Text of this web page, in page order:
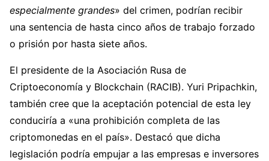
especialmente grandes» del crimen, podrían recibir
una sentencia de hasta cinco años de trabajo forzado
o prisión por hasta siete años.
El presidente de la Asociación Rusa de
Criptoeconomía y Blockchain (RACIB). Yuri Pripachkin,
también cree que la aceptación potencial de esta ley
conduciría a «una prohibición completa de las
criptomonedas en el país». Destacó que dicha
legislación podría empujar a las empresas e inversores